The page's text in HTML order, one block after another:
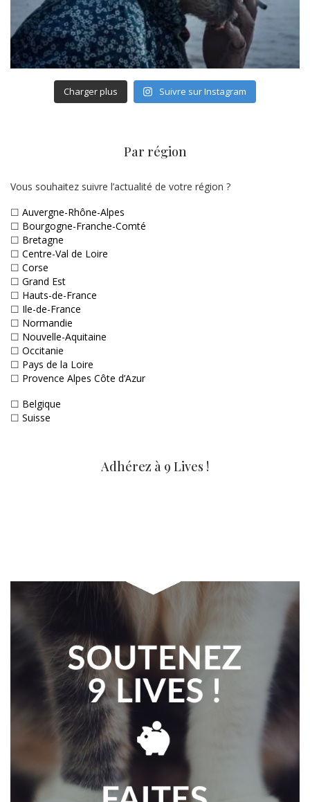
Charger plus Suivre sur Instagram
Par région
Vous souhaitez suivre l’actualité de votre région ?
☐ Auvergne-Rhône-Alpes
☐ Bourgogne-Franche-Comté
☐ Bretagne
☐ Centre-Val de Loire
☐ Corse
☐ Grand Est
☐ Hauts-de-France
☐ Ile-de-France
☐ Normandie
☐ Nouvelle-Aquitaine
☐ Occitanie
☐ Pays de la Loire
☐ Provence Alpes Côte d’Azur
☐ Belgique
☐ Suisse
Adhérez à 9 Lives !